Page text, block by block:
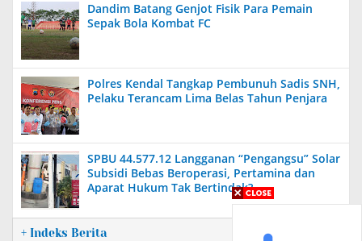
Dandim Batang Genjot Fisik Para Pemain
Sepak Bola Kombat FC
Polres Kendal Tangkap Pembunuh Sadis SNH,
Pelaku Terancam Lima Belas Tahun Penjara
SPBU 44.577.12 Langganan “Pengangsu” Solar
Subsidi Bebas Beroperasi, Pertamina dan
Aparat Hukum Tak Bertindak?
+ Indeks Berita